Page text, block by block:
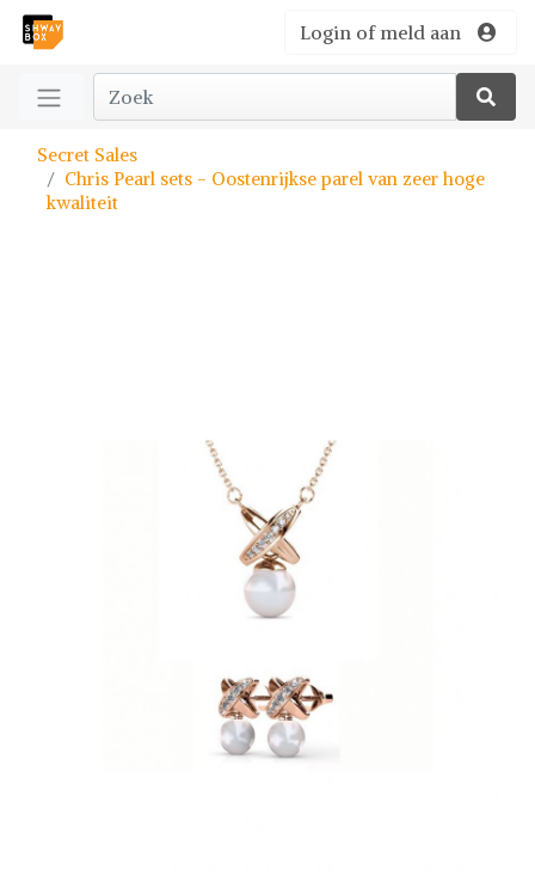
Login of meld aan
Secret Sales
Chris Pearl sets - Oostenrijkse parel van zeer hoge
kwaliteit